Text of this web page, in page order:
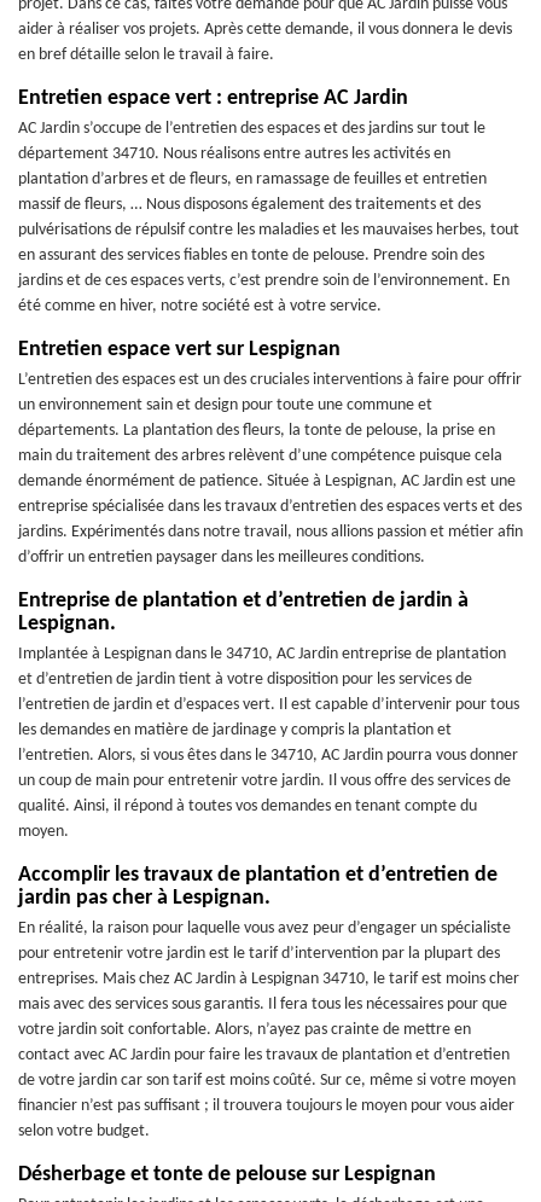
projet. Dans ce cas, faites votre demande pour que AC Jardin puisse vous
aider à réaliser vos projets. Après cette demande, il vous donnera le devis
en bref détaille selon le travail à faire.
Entretien espace vert : entreprise AC Jardin
AC Jardin s’occupe de l’entretien des espaces et des jardins sur tout le
département 34710. Nous réalisons entre autres les activités en
plantation d’arbres et de fleurs, en ramassage de feuilles et entretien
massif de fleurs, … Nous disposons également des traitements et des
pulvérisations de répulsif contre les maladies et les mauvaises herbes, tout
en assurant des services fiables en tonte de pelouse. Prendre soin des
jardins et de ces espaces verts, c’est prendre soin de l’environnement. En
été comme en hiver, notre société est à votre service.
Entretien espace vert sur Lespignan
L’entretien des espaces est un des cruciales interventions à faire pour offrir
un environnement sain et design pour toute une commune et
départements. La plantation des fleurs, la tonte de pelouse, la prise en
main du traitement des arbres relèvent d’une compétence puisque cela
demande énormément de patience. Située à Lespignan, AC Jardin est une
entreprise spécialisée dans les travaux d’entretien des espaces verts et des
jardins. Expérimentés dans notre travail, nous allions passion et métier afin
d’offrir un entretien paysager dans les meilleures conditions.
Entreprise de plantation et d’entretien de jardin à
Lespignan.
Implantée à Lespignan dans le 34710, AC Jardin entreprise de plantation
et d’entretien de jardin tient à votre disposition pour les services de
l’entretien de jardin et d’espaces vert. Il est capable d’intervenir pour tous
les demandes en matière de jardinage y compris la plantation et
l’entretien. Alors, si vous êtes dans le 34710, AC Jardin pourra vous donner
un coup de main pour entretenir votre jardin. Il vous offre des services de
qualité. Ainsi, il répond à toutes vos demandes en tenant compte du
moyen.
Accomplir les travaux de plantation et d’entretien de
jardin pas cher à Lespignan.
En réalité, la raison pour laquelle vous avez peur d’engager un spécialiste
pour entretenir votre jardin est le tarif d’intervention par la plupart des
entreprises. Mais chez AC Jardin à Lespignan 34710, le tarif est moins cher
mais avec des services sous garantis. Il fera tous les nécessaires pour que
votre jardin soit confortable. Alors, n’ayez pas crainte de mettre en
contact avec AC Jardin pour faire les travaux de plantation et d’entretien
de votre jardin car son tarif est moins coûté. Sur ce, même si votre moyen
financier n’est pas suffisant ; il trouvera toujours le moyen pour vous aider
selon votre budget.
Désherbage et tonte de pelouse sur Lespignan